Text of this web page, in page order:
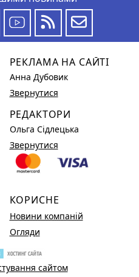
РЕКЛАМА НА САЙТІ
Анна Дубовик
Звернутися
РЕДАКТОРИ
Ольга Сідлецька
Звернутися
КОРИСНЕ
Новини компаній
Огляди
сайтом